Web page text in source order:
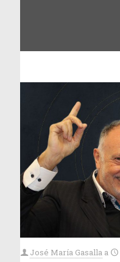
José María Gasalla a